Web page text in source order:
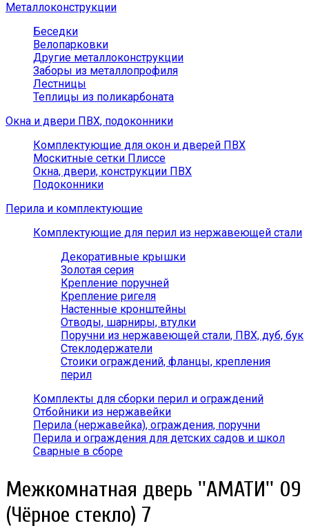
Металлоконструкции
Беседки
Велопарковки
Другие металлоконструкции
Заборы из металлопрофиля
Лестницы
Теплицы из поликарбоната
Окна и двери ПВХ, подоконники
Комплектующие для окон и дверей ПВХ
Москитные сетки Плиссе
Окна, двери, конструкции ПВХ
Подоконники
Перила и комплектующие
Комплектующие для перил из нержавеющей стали
Декоративные крышки
Золотая серия
Крепление поручней
Крепление ригеля
Настенные кронштейны
Отводы, шарниры, втулки
Поручни из нержавеющей стали, ПВХ, дуб, бук
Стеклодержатели
Стоики ограждений, фланцы, крепления
перил
Комплекты для сборки перил и ограждений
Отбойники из нержавейки
Перила (нержавейка), ограждения, поручни
Перила и ограждения для детских садов и школ
Сварные в сборе
Межкомнатная дверь ''АМАТИ'' 09
(Чёрное стекло) 7